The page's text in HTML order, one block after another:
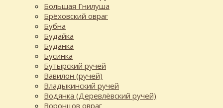
Большая Гнилуша
Брёховский овраг
Бубна
Будайка
Буданка
Бусинка
Бутырский ручей
Вавилон (ручей)
Владыкинский ручей
Водянка (Деревлёвский ручей)
Воронцов овраг